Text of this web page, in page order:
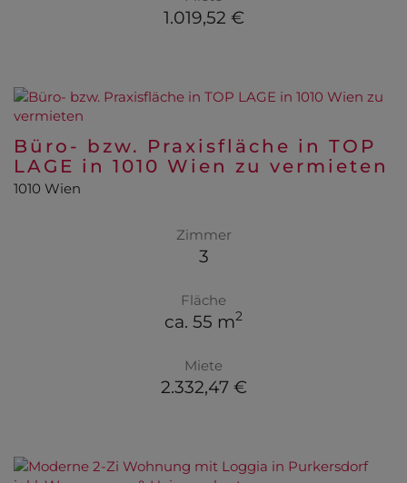
1.019,52 €
Büro- bzw. Praxisfläche in TOP
LAGE in 1010 Wien zu vermieten
1010 Wien
Zimmer
3
Fläche
ca. 55 m2
Miete
2.332,47 €